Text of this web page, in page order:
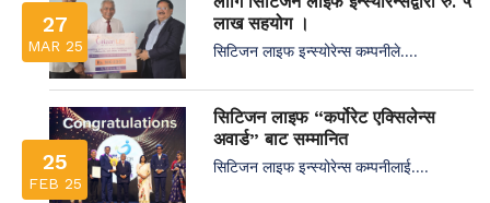
27
MAR 25
लाख सहयोग ।
सिटिजन लाइफ इन्स्योरेन्स कम्पनीले....
25
FEB 25
सिटिजन लाइफ “कर्पोरेट एक्सिलेन्स
अवार्ड” बाट सम्मानित
सिटिजन लाइफ इन्स्योरेन्स कम्पनीलाई....